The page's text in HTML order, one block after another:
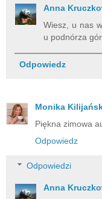
Anna
Wiesz, u nas
u podnórza gór.
Odpowiedz
Monika
Piękna zimowa
Odpowiedz
Odpowiedzi
Anna